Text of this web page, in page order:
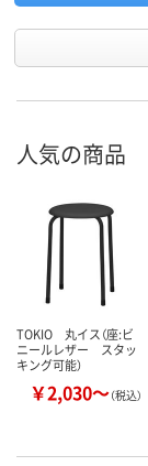
人気の商品
TOKIO 丸イス（座:ビ
ニールレザー スタッ
キング可能）
￥2,030～（税込）